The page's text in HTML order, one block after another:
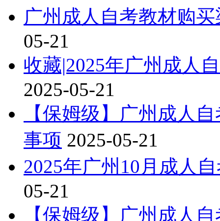
广州成人自考教材购
05-21
收藏|2025年广州成人
2025-05-21
【保姆级】广州成人
事项 2025-05-21
2025年广州10月成人
05-21
【保姆级】广州成人